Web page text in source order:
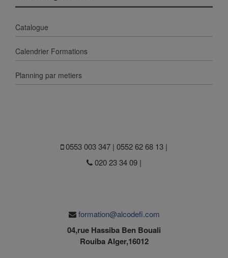
Catalogue
Calendrier Formations
Planning par metiers
0553 003 347 | 0552 62 68 13 |
020 23 34 09 |
formation@alcodefi.com
04,rue Hassiba Ben Bouali
Rouiba Alger,16012